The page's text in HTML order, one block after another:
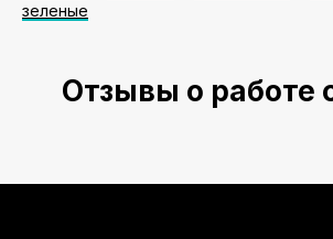
зеленые
Отзывы о работе